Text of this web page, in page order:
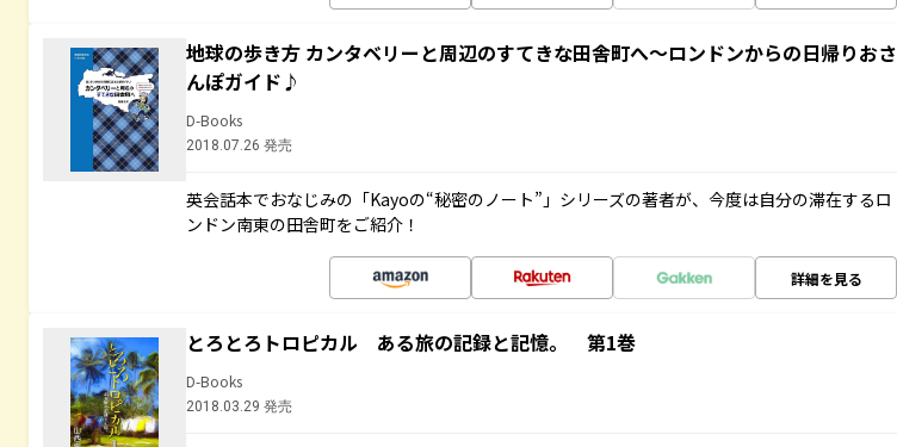
地球の歩き方 カンタベリーと周辺のすてきな田舎町へ～ロンドンからの日帰りおさ
んぽガイド♪
D-Books
2018.07.26 発売
英会話本でおなじみの「Kayoの“秘密のノート”」シリーズの著者が、今度は自分の滞在するロ
ンドン南東の田舎町をご紹介！
詳細を見る
とろとろトロピカル ある旅の記録と記憶。 第1巻
D-Books
2018.03.29 発売